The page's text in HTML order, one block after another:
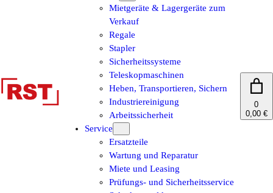
Mietgeräte & Lagergeräte zum
Verkauf
Regale
Stapler
Sicherheitssysteme
Teleskopmaschinen
Heben, Transportieren, Sichern
Industriereinigung
Arbeitssicherheit
Service
Ersatzteile
Wartung und Reparatur
Miete und Leasing
Prüfungs- und Sicherheitsservice
0
0,00 €